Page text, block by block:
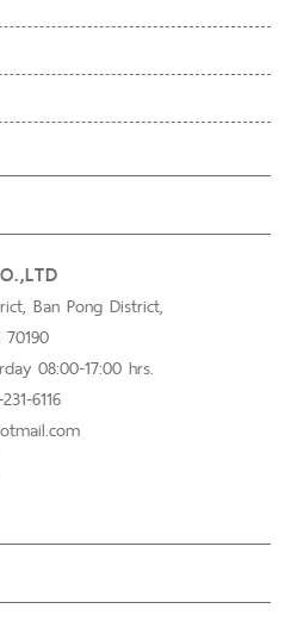
Ban Pong District,
08:00-17:00 hrs.
6116